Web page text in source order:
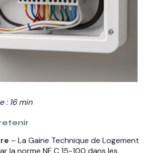
: 16 min
– La Gaine Technique de Logement
la norme NF C 15-100 dans les